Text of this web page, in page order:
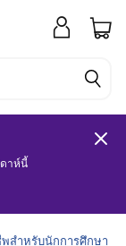
าห์นี้
สำหรับนักการศึกษา